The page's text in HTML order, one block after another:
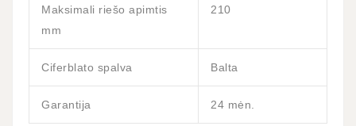
Maksimali riešo apimtis
mm
210
Ciferblato spalva Balta
Garantija 24 mėn.